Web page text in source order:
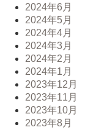
2024年6月
2024年5月
2024年4月
2024年3月
2024年2月
2024年1月
2023年12月
2023年11月
2023年10月
2023年8月